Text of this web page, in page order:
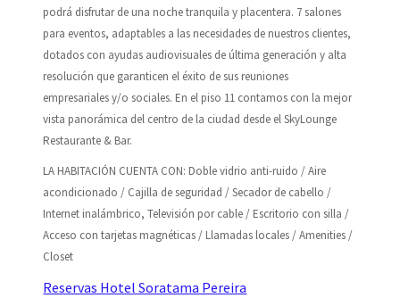
podrá disfrutar de una noche tranquila y placentera. 7 salones
para eventos, adaptables a las necesidades de nuestros clientes,
dotados con ayudas audiovisuales de última generación y alta
resolución que garanticen el éxito de sus reuniones
empresariales y/o sociales. En el piso 11 contamos con la mejor
vista panorámica del centro de la ciudad desde el SkyLounge
Restaurante & Bar.
LA HABITACIÓN CUENTA CON: Doble vidrio anti-ruido / Aire
acondicionado / Cajilla de seguridad / Secador de cabello /
Internet inalámbrico, Televisión por cable / Escritorio con silla /
Acceso con tarjetas magnéticas / Llamadas locales / Amenities /
Closet
Reservas Hotel Soratama Pereira